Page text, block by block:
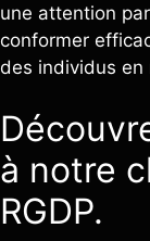
une attention
conformer
des individus en
à notre
RGDP.